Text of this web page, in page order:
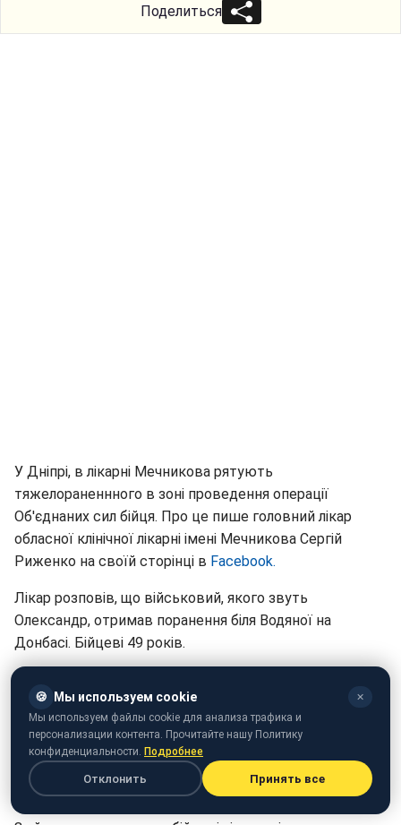
Поделиться
У Дніпрі, в лікарні Мечникова рятують
тяжелораненнного в зоні проведення операції
Об'єднаних сил бійця. Про це пише головний лікар
обласної клінічної лікарні імені Мечникова Сергій
Риженко на своїй сторінці в Facebook.
Лікар розповів, що військовий, якого звуть
Олександр, отримав поранення біля Водяної на
Донбасі. Бійцеві 49 років.
правої гомілки. Вогнепальний перелом руки, контузія
очей. Поранення обличчя і живота. Велика кількість
осколків - зупинка серця, реаніматологи запустили.
Перелито близько 5 літрів крові", - повідомив
Риженко.
🍪 Мы используем cookie ✕
Мы используем файлы cookie для анализа трафика и
персонализации контента. Прочитайте нашу Политику
конфиденциальности. Подробнее
Отклонить Принять все